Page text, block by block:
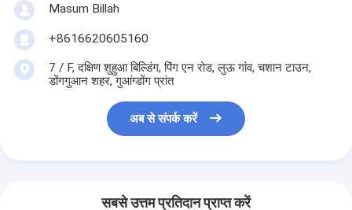
Masum Billah
+8616620605160
7 / F, दक्षिण शुहुआ बिल्डिंग, पिंग एन रोड, लुऊ गांव, चशान टाउन,
डोंगगुआन शहर, गुआंग्डोंग प्रांत
अब से संपर्क करें
सबसे उत्तम प्रतिदान प्राप्त करें